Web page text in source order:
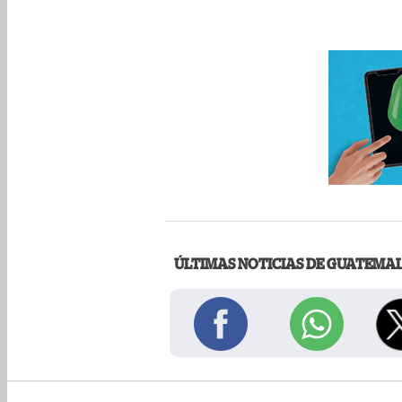
ÚLTIMAS NOTICIAS DE